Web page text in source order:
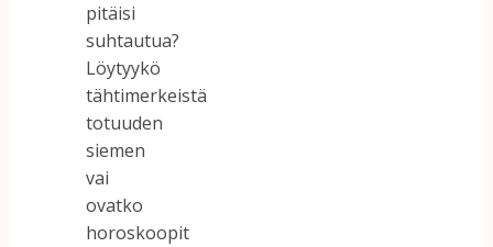
pitäisi
suhtautua?
Löytyykö
tähtimerkeistä
totuuden
siemen
vai
ovatko
horoskoopit